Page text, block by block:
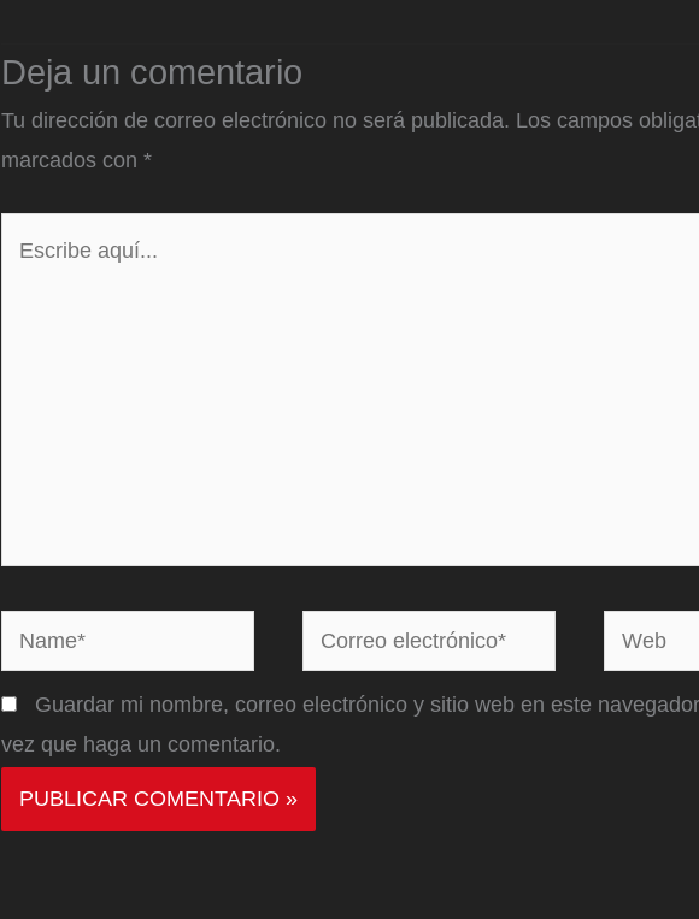
Deja un comentario
Tu dirección de correo electrónico no será publicada. Los campos
marcados con *
Name*
Correo
electrónico*
Web
Guardar mi nombre, correo electrónico y sitio web en este
vez que haga un comentario.